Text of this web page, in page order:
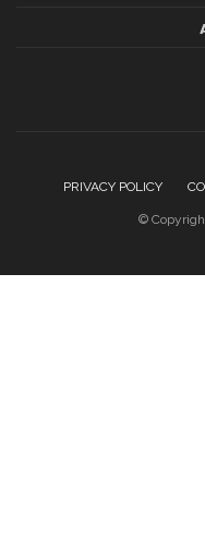
PRIVACY POLICY
©